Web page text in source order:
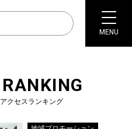
MENU
RANKING
アクセスランキング